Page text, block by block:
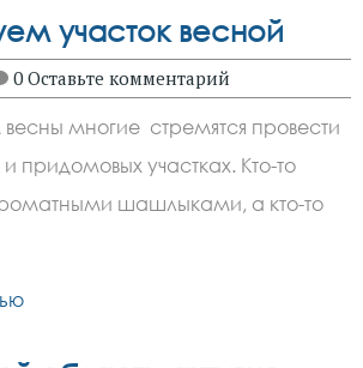
участок весной
0 Оставьте комментарий
многие стремятся провести
придомовых участках. Кто-то
шашлыками, а кто-то